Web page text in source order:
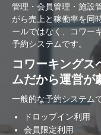
管理・会員管理・施設
がら売上と稼働率を同
ールではなく、コワー
予約システムです。
コワーキングス
ムだから運営が
一般的な予約システム
ドロップイン利用
会員限定利用